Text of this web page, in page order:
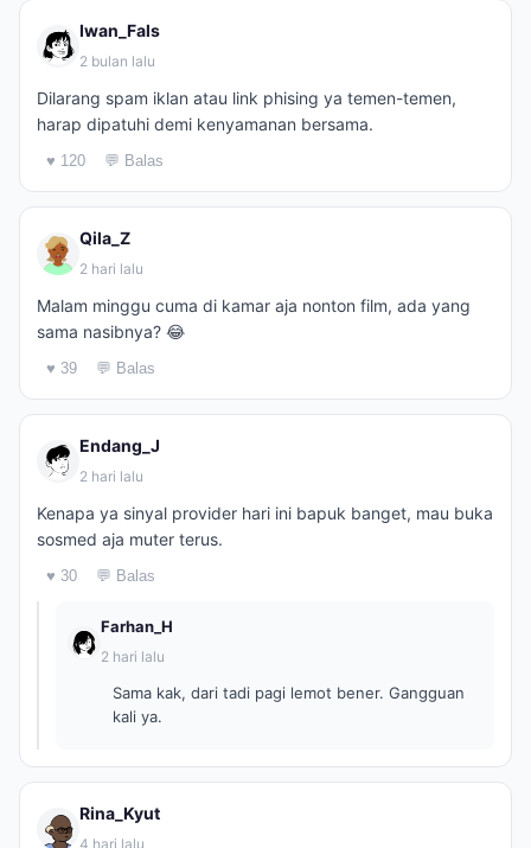
Iwan_Fals
2 bulan lalu
Dilarang spam iklan atau link phising ya temen-temen,
harap dipatuhi demi kenyamanan bersama.
♥ 120 💬 Balas
Qila_Z
2 hari lalu
Malam minggu cuma di kamar aja nonton film, ada yang
sama nasibnya? 😂
♥ 39 💬 Balas
Endang_J
2 hari lalu
Kenapa ya sinyal provider hari ini bapuk banget, mau buka
sosmed aja muter terus.
♥ 30 💬 Balas
Farhan_H
2 hari lalu
Sama kak, dari tadi pagi lemot bener. Gangguan
kali ya.
Rina_Kyut
4 hari lalu